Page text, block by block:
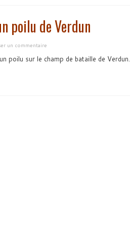
poilu de Verdun
un commentaire
poilu sur le champ de bataille de Verdun.